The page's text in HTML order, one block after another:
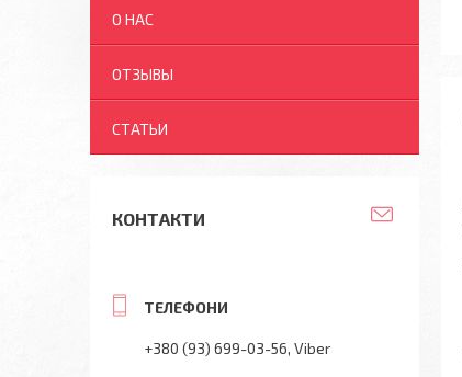
О НАС
ОТЗЫВЫ
СТАТЬИ
КОНТАКТИ
+380 (93) 699-03-56 Viber